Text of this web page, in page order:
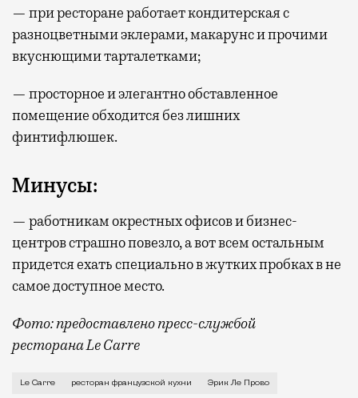
— при ресторане работает кондитерская с
разноцветными эклерами, макарунс и прочими
вкуснющими тарталетками;
— просторное и элегантно обставленное
помещение обходится без лишних
финтифлюшек.
Минусы:
— работникам окрестных офисов и бизнес-
центров страшно повезло, а вот всем остальным
придется ехать специально в жутких пробках в не
самое доступное место.
Фото: предоставлено пресс-службой
ресторана Le Carre
Педант и замечательный шеф-повар Эрик Ле
Le Carre ресторан французской кухни Эрик Ле Прово